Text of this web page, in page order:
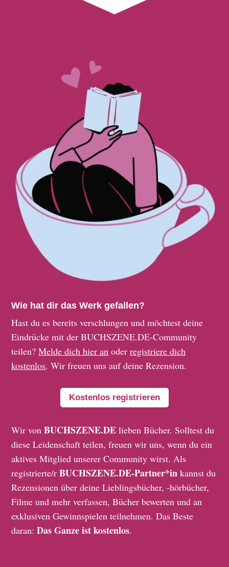
Wie hat dir das Werk gefallen?
Hast du es bereits verschlungen und möchtest deine
Eindrücke mit der BUCHSZENE.DE-Community
teilen?Melde dich hier an oderregistriere dich
kostenlos. Wir freuen uns auf deine Rezension.
Kostenlos registrieren
Wir vonBUCHSZENE.DE lieben Bücher. Solltest du
diese Leidenschaft teilen, freuen wir uns, wenn du ein
aktives Mitglied unserer Community wirst. Als
registrierte/rBUCHSZENE.DE-Partner*in kannst du
Rezensionen über deine Lieblingsbücher, -hörbücher,
Filme und mehr verfassen, Bücher bewerten und an
exklusiven Gewinnspielen teilnehmen. Das Beste
daran:Das Ganze ist kostenlos.